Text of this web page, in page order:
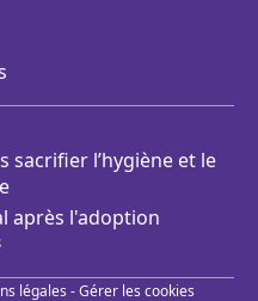
sacrifier l’hygiène et le
après l'adoption
légales -Gérer les cookies